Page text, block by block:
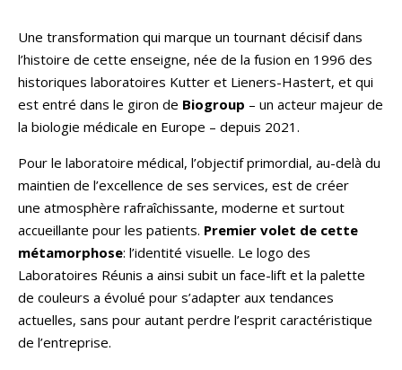
Une transformation qui marque un tournant décisif dans
l’histoire de cette enseigne, née de la fusion en 1996 des
historiques laboratoires Kutter et Lieners-Hastert, et qui
est entré dans le giron de Biogroup – un acteur majeur de
la biologie médicale en Europe – depuis 2021.
Pour le laboratoire médical, l’objectif primordial, au-delà du
maintien de l’excellence de ses services, est de créer
une atmosphère rafraîchissante, moderne et surtout
accueillante pour les patients. Premier volet de cette
métamorphose: l’identité visuelle. Le logo des
Laboratoires Réunis a ainsi subit un face-lift et la palette
de couleurs a évolué pour s’adapter aux tendances
actuelles, sans pour autant perdre l’esprit caractéristique
de l’entreprise.